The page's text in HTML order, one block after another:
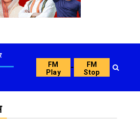
FM
Play
-
FM
Stop